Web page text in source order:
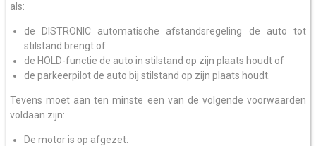
als:
de DISTRONIC automatische afstandsregeling de auto tot
stilstand brengt of
de HOLD-functie de auto in stilstand op zijn plaats houdt of
de parkeerpilot de auto bij stilstand op zijn plaats houdt.
Tevens moet aan ten minste een van de volgende voorwaarden
voldaan zijn:
De motor is op afgezet.